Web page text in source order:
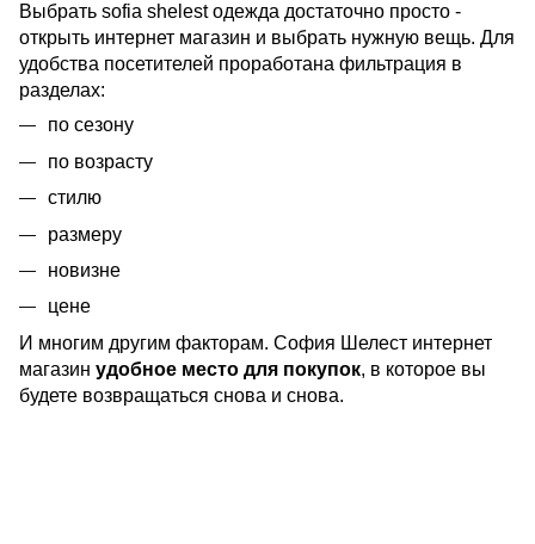
Выбрать sofia shelest одежда достаточно просто -
открыть интернет магазин и выбрать нужную вещь. Для
удобства посетителей проработана фильтрация в
разделах:
по сезону
по возрасту
стилю
размеру
новизне
цене
И многим другим факторам. София Шелест интернет
магазин удобное место для покупок, в которое вы
будете возвращаться снова и снова.